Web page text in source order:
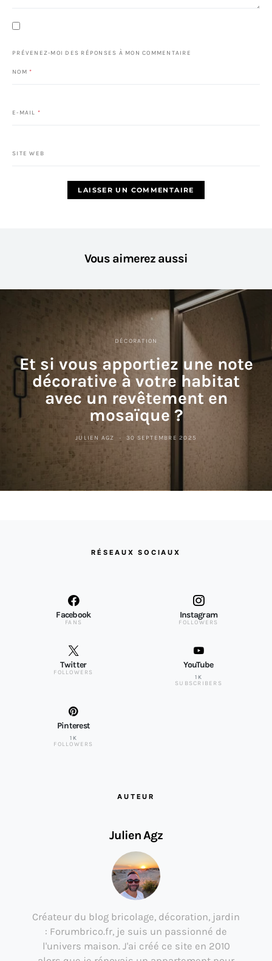
PRÉVENEZ-MOI DES RÉPONSES À MON COMMENTAIRE
NOM *
E-MAIL *
SITE WEB
Vous aimerez aussi
DÉCORATION
Et si vous apportiez une note
décorative à votre habitat
avec un revêtement en
mosaïque ?
JULIEN AGZ 30 SEPTEMBRE 2025
RÉSEAUX SOCIAUX
Facebook
FANS
Instagram
FOLLOWERS
Twitter
FOLLOWERS
YouTube
1K
SUBSCRIBERS
Pinterest
1K
FOLLOWERS
AUTEUR
Julien Agz
Créateur du blog bricolage, décoration, jardin
: Forumbrico.fr, je suis un passionné de
l'univers maison. J'ai créé ce site en 2010